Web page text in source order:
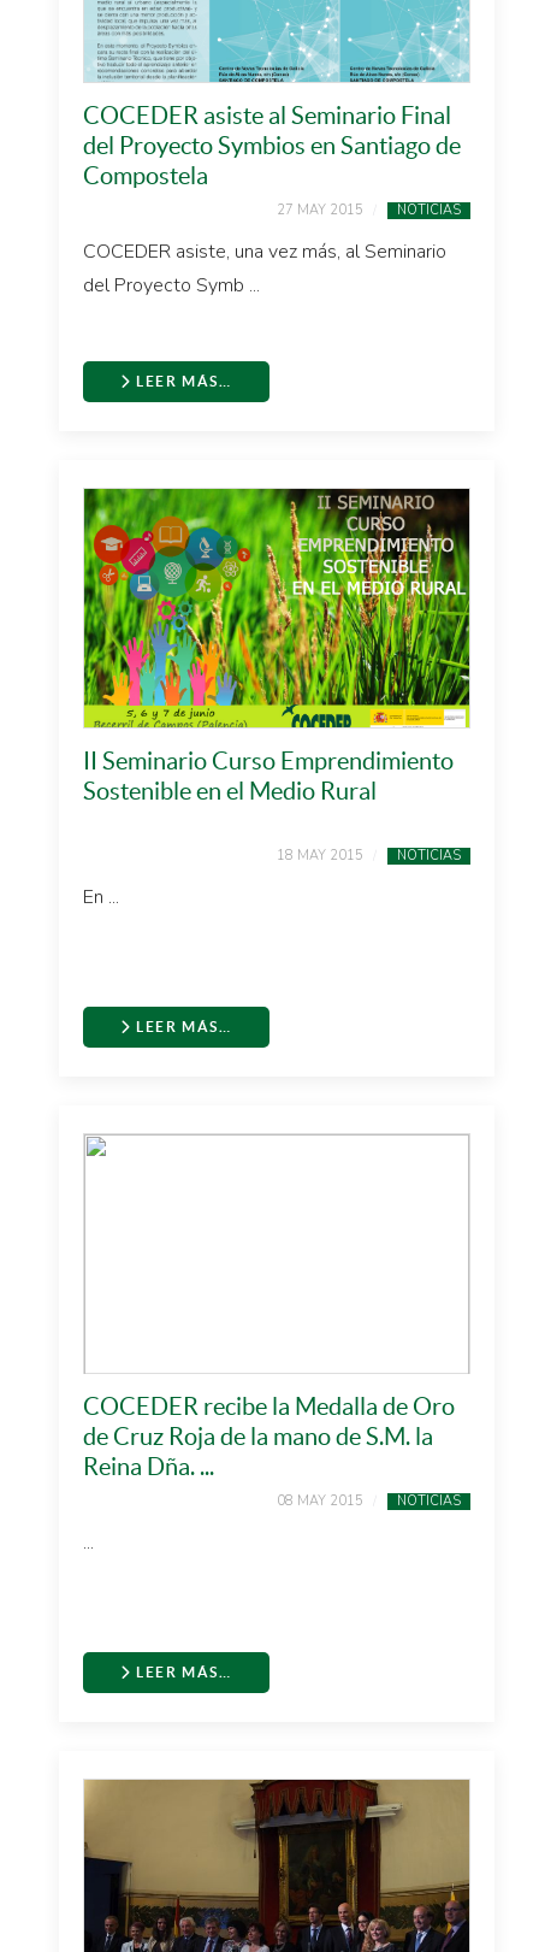
COCEDER asiste al Seminario Final
del Proyecto Symbios en Santiago de
Compostela
27 MAY 2015 NOTICIAS
COCEDER asiste, una vez más, al Seminario
del Proyecto Symb ...
LEER MÁS…
II Seminario Curso Emprendimiento
Sostenible en el Medio Rural
18 MAY 2015 NOTICIAS
En ...
LEER MÁS…
COCEDER recibe la Medalla de Oro
de Cruz Roja de la mano de S.M. la
Reina Dña. ...
08 MAY 2015 NOTICIAS
...
LEER MÁS…